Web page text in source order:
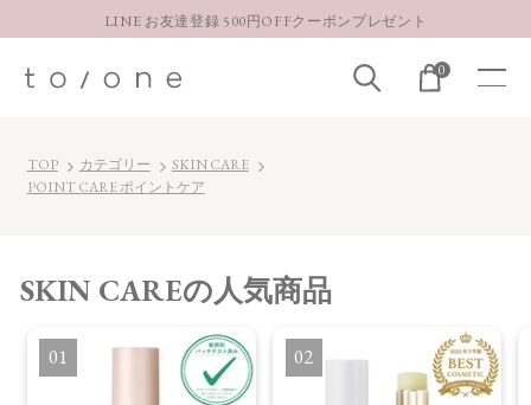
LINE お友達登録 500円OFFクーポンプレゼント
【重要】お盆期間中のお問い合わせと商品配送に関しまして
お得な定期購入コースはこちら
0
TOP カテゴリー
SKIN CARE
POINT CARE ポイントケア
SKIN CAREの人気商品
1 2